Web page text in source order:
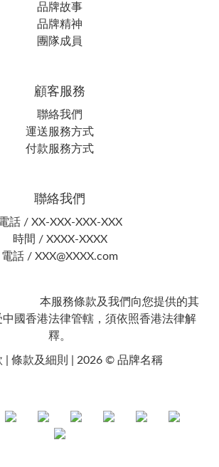
品牌故事
品牌精神
團隊成員
顧客服務
聯絡我們
運送服務方式
付款服務方式
聯絡我們
話 / XX-XXX-XXX-XXX
時間 / XXXX-XXXX
電話 / XXX@XXXX.com
款及我們向您提供的其
國香港法律管轄，須依照香港法律解
釋。
| 條款及細則 | 2026 © 品牌名稱